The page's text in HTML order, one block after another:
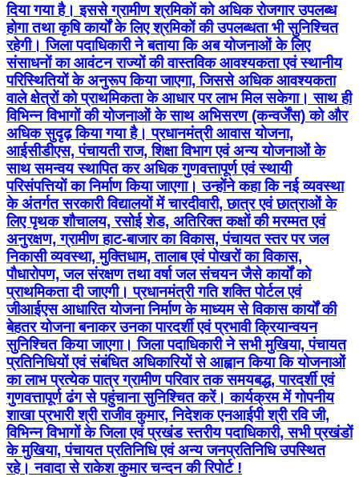
दिया गया है। इससे ग्रामीण श्रमिकों को अधिक रोजगार उपलब्ध
होगा तथा कृषि कार्यों के लिए श्रमिकों की उपलब्धता भी सुनिश्चित
रहेगी। जिला पदाधिकारी ने बताया कि अब योजनाओं के लिए
संसाधनों का आवंटन राज्यों की वास्तविक आवश्यकता एवं स्थानीय
परिस्थितियों के अनुरूप किया जाएगा, जिससे अधिक आवश्यकता
वाले क्षेत्रों को प्राथमिकता के आधार पर लाभ मिल सकेगा। साथ ही
विभिन्न विभागों की योजनाओं के साथ अभिसरण (कन्वर्जेंस) को और
अधिक सुदृढ़ किया गया है। प्रधानमंत्री आवास योजना,
आईसीडीएस, पंचायती राज, शिक्षा विभाग एवं अन्य योजनाओं के
साथ समन्वय स्थापित कर अधिक गुणवत्तापूर्ण एवं स्थायी
परिसंपत्तियों का निर्माण किया जाएगा। उन्होंने कहा कि नई व्यवस्था
के अंतर्गत सरकारी विद्यालयों में चारदीवारी, छात्र एवं छात्राओं के
लिए पृथक शौचालय, रसोई शेड, अतिरिक्त कक्षों की मरम्मत एवं
अनुरक्षण, ग्रामीण हाट-बाजार का विकास, पंचायत स्तर पर जल
निकासी व्यवस्था, मुक्तिधाम, तालाब एवं पोखरों का विकास,
पौधारोपण, जल संरक्षण तथा वर्षा जल संचयन जैसे कार्यों को
प्राथमिकता दी जाएगी। प्रधानमंत्री गति शक्ति पोर्टल एवं
जीआईएस आधारित योजना निर्माण के माध्यम से विकास कार्यों की
बेहतर योजना बनाकर उनका पारदर्शी एवं प्रभावी क्रियान्वयन
सुनिश्चित किया जाएगा। जिला पदाधिकारी ने सभी मुखिया, पंचायत
प्रतिनिधियों एवं संबंधित अधिकारियों से आह्वान किया कि योजनाओं
का लाभ प्रत्येक पात्र ग्रामीण परिवार तक समयबद्ध, पारदर्शी एवं
गुणवत्तापूर्ण ढंग से पहुंचाना सुनिश्चित करें। कार्यक्रम में गोपनीय
शाखा प्रभारी श्री राजीव कुमार, निदेशक एनआईपी श्री रवि जी,
विभिन्न विभागों के जिला एवं प्रखंड स्तरीय पदाधिकारी, सभी प्रखंडों
के मुखिया, पंचायत प्रतिनिधि एवं अन्य जनप्रतिनिधि उपस्थित
रहे। नवादा से राकेश कुमार चन्दन की रिपोर्ट !